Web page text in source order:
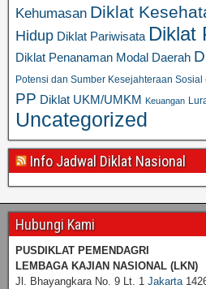
Kehumasan Diklat
Hidup Diklat Pariwisata Diklat
Diklat Penanaman Modal Daerah
Potensi dan Sumber Kesejahteraan Sosial
PP Diklat UKM/UMKM Keuangan
Uncategorized
Info Jadwal Diklat Nasional
Hubungi Kami
PUSDIKLAT PEMENDAGRI
LEMBAGA KAJIAN NASIONAL (LKN)
Jl. Bhayangkara No. 9 Lt. 1 Jakarta